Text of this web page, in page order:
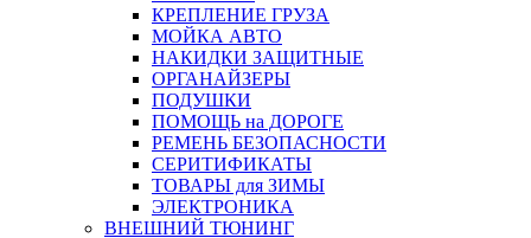
КРЕПЛЕНИЕ ГРУЗА
МОЙКА АВТО
НАКИДКИ ЗАЩИТНЫЕ
ОРГАНАЙЗЕРЫ
ПОДУШКИ
ПОМОЩЬ на ДОРОГЕ
РЕМЕНЬ БЕЗОПАСНОСТИ
СЕРИТИФИКАТЫ
ТОВАРЫ для ЗИМЫ
ЭЛЕКТРОНИКА
ВНЕШНИЙ ТЮНИНГ